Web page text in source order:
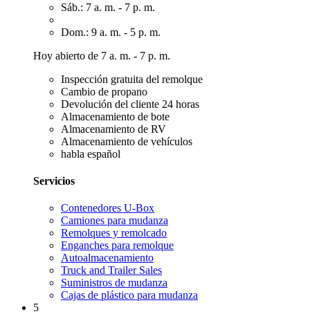
Sáb.: 7 a. m. - 7 p. m.
Dom.: 9 a. m. - 5 p. m.
Hoy abierto de 7 a. m. - 7 p. m.
Inspección gratuita del remolque
Cambio de propano
Devolución del cliente 24 horas
Almacenamiento de bote
Almacenamiento de RV
Almacenamiento de vehículos
habla español
Servicios
Contenedores U-Box
Camiones para mudanza
Remolques y remolcado
Enganches para remolque
Autoalmacenamiento
Truck and Trailer Sales
Suministros de mudanza
Cajas de plástico para mudanza
5